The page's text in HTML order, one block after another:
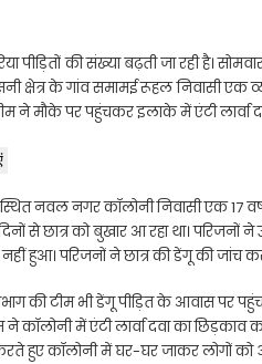
पीड़ितों की संख्या बढ़ती जा रही है।
क्षेत्र के गांव समामई रूहल निवासी एक
ने मौके पर पहुंचकर इलाके में एंटी लार्वा
नवल नगर कॉलोनी निवासी एक 17
से छात्र को बुखार आ रहा था।
हुआ। परिजनों ने छात्र की डेंगू की जांच
की टीम भी डेंगू पीड़ित के आवास पर
कॉलोनी में एंटी लार्वा दवा का छिड़काव
करते हुए कॉलोनी में घर-घर जाकर